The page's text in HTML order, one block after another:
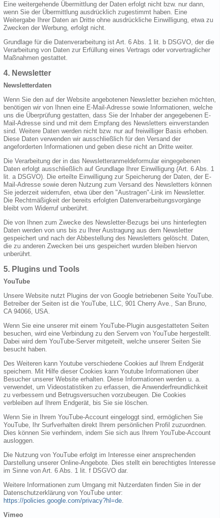
Eine weitergehende Übermittlung der Daten erfolgt nicht bzw. nur dann,
wenn Sie der Übermittlung ausdrücklich zugestimmt haben. Eine
Weitergabe Ihrer Daten an Dritte ohne ausdrückliche Einwilligung, etwa zu
Zwecken der Werbung, erfolgt nicht.
Grundlage für die Datenverarbeitung ist Art. 6 Abs. 1 lit. b DSGVO, der die
Verarbeitung von Daten zur Erfüllung eines Vertrags oder vorvertraglicher
Maßnahmen gestattet.
4. Newsletter
Newsletterdaten
Wenn Sie den auf der Website angebotenen Newsletter beziehen möchten,
benötigen wir von Ihnen eine E-Mail-Adresse sowie Informationen, welche
uns die Überprüfung gestatten, dass Sie der Inhaber der angegebenen E-
Mail-Adresse sind und mit dem Empfang des Newsletters einverstanden
sind. Weitere Daten werden nicht bzw. nur auf freiwilliger Basis erhoben.
Diese Daten verwenden wir ausschließlich für den Versand der
angeforderten Informationen und geben diese nicht an Dritte weiter.
Die Verarbeitung der in das Newsletteranmeldeformular eingegebenen
Daten erfolgt ausschließlich auf Grundlage Ihrer Einwilligung (Art. 6 Abs. 1
lit. a DSGVO). Die erteilte Einwilligung zur Speicherung der Daten, der E-
Mail-Adresse sowie deren Nutzung zum Versand des Newsletters können
Sie jederzeit widerrufen, etwa über den "Austragen"-Link im Newsletter.
Die Rechtmäßigkeit der bereits erfolgten Datenverarbeitungsvorgänge
bleibt vom Widerruf unberührt.
Die von Ihnen zum Zwecke des Newsletter-Bezugs bei uns hinterlegten
Daten werden von uns bis zu Ihrer Austragung aus dem Newsletter
gespeichert und nach der Abbestellung des Newsletters gelöscht. Daten,
die zu anderen Zwecken bei uns gespeichert wurden bleiben hiervon
unberührt.
5. Plugins und Tools
YouTube
Unsere Website nutzt Plugins der von Google betriebenen Seite YouTube.
Betreiber der Seiten ist die YouTube, LLC, 901 Cherry Ave., San Bruno,
CA 94066, USA.
Wenn Sie eine unserer mit einem YouTube-Plugin ausgestatteten Seiten
besuchen, wird eine Verbindung zu den Servern von YouTube hergestellt.
Dabei wird dem YouTube-Server mitgeteilt, welche unserer Seiten Sie
besucht haben.
Des Weiteren kann Youtube verschiedene Cookies auf Ihrem Endgerät
speichern. Mit Hilfe dieser Cookies kann Youtube Informationen über
Besucher unserer Website erhalten. Diese Informationen werden u. a.
verwendet, um Videostatistiken zu erfassen, die Anwenderfreundlichkeit
zu verbessern und Betrugsversuchen vorzubeugen. Die Cookies
verbleiben auf Ihrem Endgerät, bis Sie sie löschen.
Wenn Sie in Ihrem YouTube-Account eingeloggt sind, ermöglichen Sie
YouTube, Ihr Surfverhalten direkt Ihrem persönlichen Profil zuzuordnen.
Dies können Sie verhindern, indem Sie sich aus Ihrem YouTube-Account
ausloggen.
Die Nutzung von YouTube erfolgt im Interesse einer ansprechenden
Darstellung unserer Online-Angebote. Dies stellt ein berechtigtes Interesse
im Sinne von Art. 6 Abs. 1 lit. f DSGVO dar.
Weitere Informationen zum Umgang mit Nutzerdaten finden Sie in der
Datenschutzerklärung von YouTube unter:
https://policies.google.com/privacy?hl=de
Vimeo